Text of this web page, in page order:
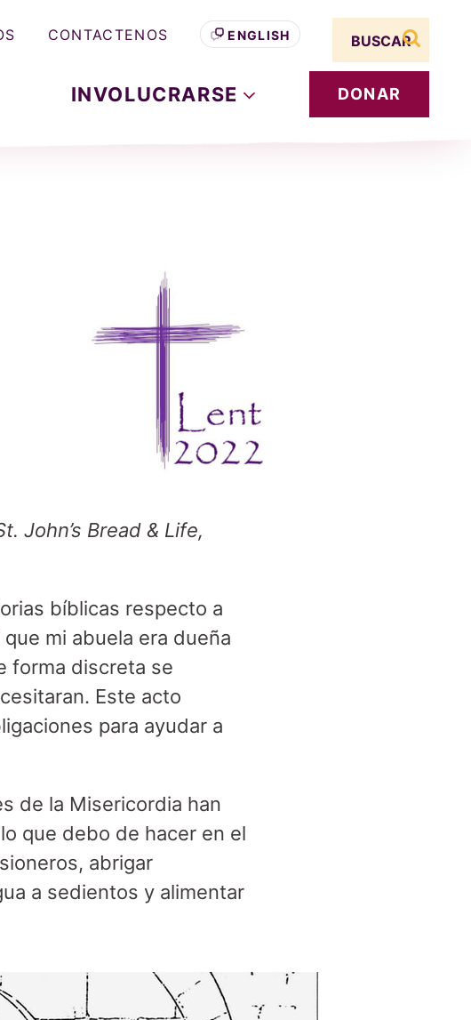
INVOLUCRARSE DONAR
CONTACTENOS ENGLISH
Search term
buscar
John’s Bread & Life,
bíblicas respecto a
mi abuela era dueña
forma discreta se
Este acto
para ayudar a
de la Misericordia han
que debo de hacer en el
abrigar
a sedientos y alimentar